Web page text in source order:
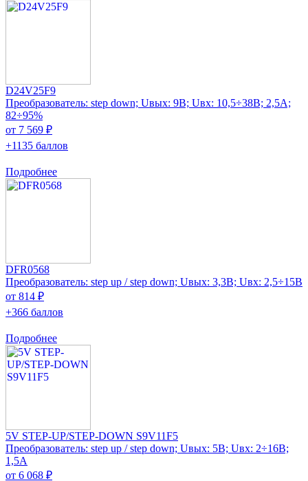
D24V25F9
Преобразователь: step down; Uвых: 9В; Uвх: 10,5÷38В; 2,5А;
82÷95%
от 7 569 ₽
+1135 баллов
Подробнее
DFR0568
Преобразователь: step up / step down; Uвых: 3,3В; Uвх: 2,5÷15В
от 814 ₽
+366 баллов
Подробнее
5V STEP-UP/STEP-DOWN S9V11F5
Преобразователь: step up / step down; Uвых: 5В; Uвх: 2÷16В;
1,5А
от 6 068 ₽